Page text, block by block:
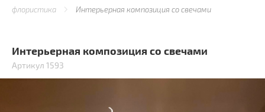
флористика
Интерьерная композиция со свечами
Интерьерная композиция со свечами
Артикул 1593